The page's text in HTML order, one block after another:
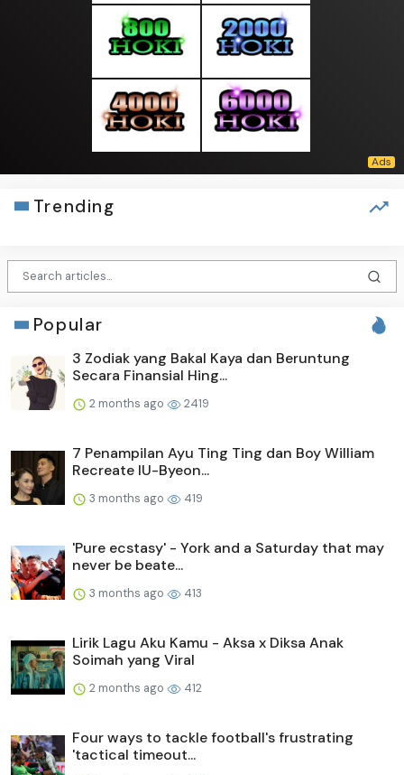
Trending
Popular
3 Zodiak yang Bakal Kaya dan Beruntung
Secara Finansial Hing...
2 months ago 2419
7 Penampilan Ayu Ting Ting dan Boy William
Recreate IU-Byeon...
3 months ago 419
'Pure ecstasy' - York and a Saturday that may
never be beate...
3 months ago 413
Lirik Lagu Aku Kamu - Aksa x Diksa Anak
Soimah yang Viral
2 months ago 412
Four ways to tackle football's frustrating
'tactical timeout...